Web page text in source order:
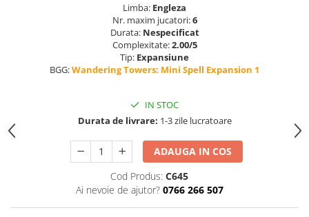
Limba: Engleza
Nr. maxim jucatori:6
Durata: Nespecificat
Complexitate:2.00/5
Tip: Expansiune
BGG:Wandering Towers: Mini Spell Expansion 1
IN STOC
Durata de livrare: 1-3 zile lucratoare
ADAUGA IN COS
Cod Produs: C645
Ai nevoie de ajutor? 0766 266 507